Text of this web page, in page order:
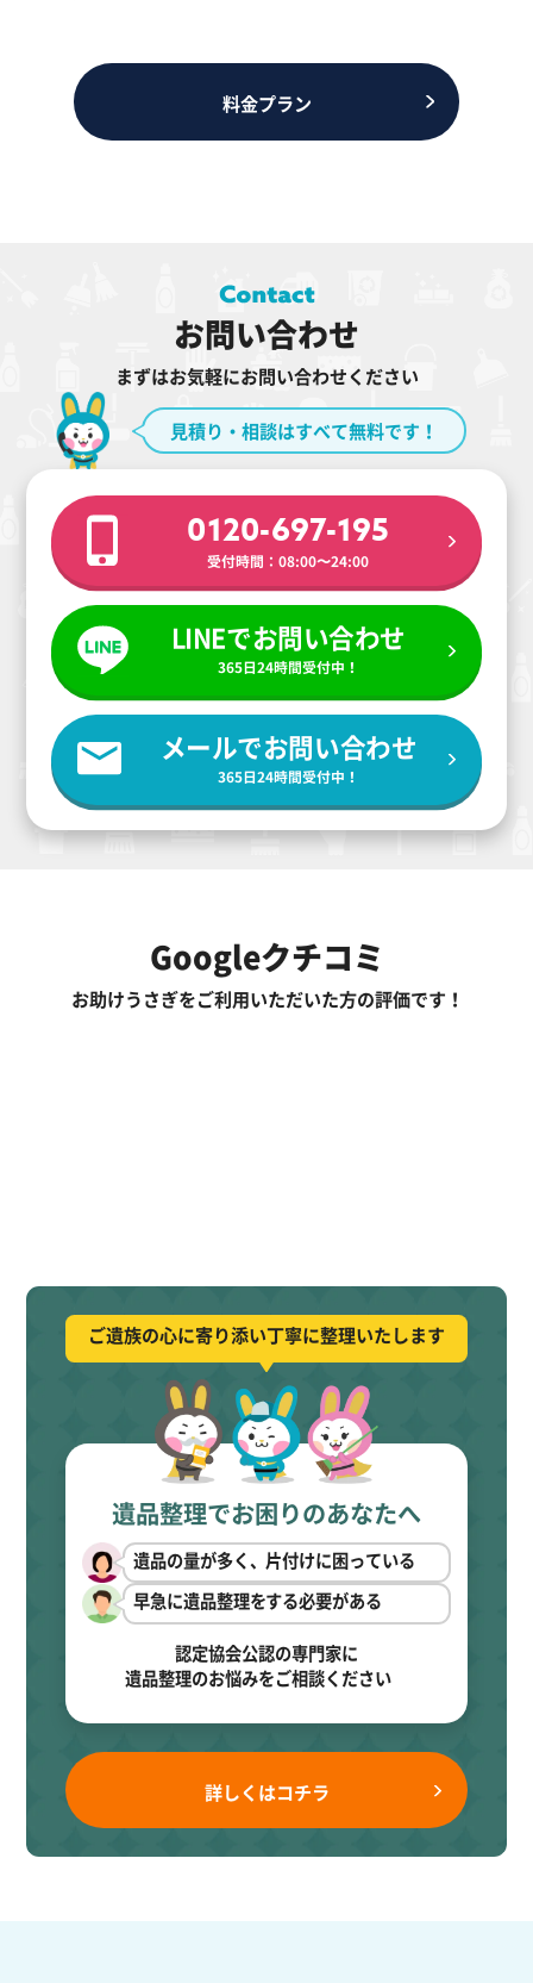
料金プラン
お問い合わせ
まずはお気軽にお問い合わせください
見積り・相談はすべて無料です！
0120-697-195
受付時間：08:00〜24:00
LINEでお問い合わせ
365日24時間受付中！
メールでお問い合わせ
365日24時間受付中！
Googleクチコミ
お助けうさぎをご利用いただいた方の評価です！
ご遺族の心に寄り添い丁寧に整理いたします
遺品整理でお困りのあなたへ
遺品の量が多く、片付けに困っている
早急に遺品整理をする必要がある
認定協会公認の専門家に
遺品整理のお悩みをご相談ください
詳しくはコチラ